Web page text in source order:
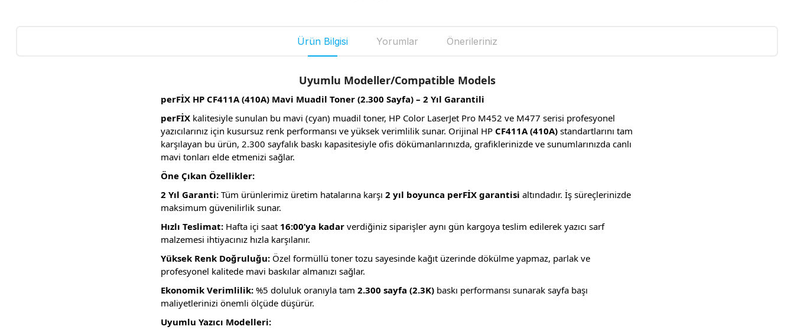
Ürün Bilgisi Yorumlar Önerileriniz
Uyumlu Modeller/Compatible Models
perFİX HP CF411A (410A) Mavi Muadil Toner (2.300 Sayfa) – 2 Yıl Garantili
perFİX kalitesiyle sunulan bu mavi (cyan) muadil toner, HP Color LaserJet Pro M452 ve M477 serisi profesyonel
yazıcılarınız için kusursuz renk performansı ve yüksek verimlilik sunar. Orijinal HP CF411A (410A) standartlarını tam
karşılayan bu ürün, 2.300 sayfalık baskı kapasitesiyle ofis dökümanlarınızda, grafiklerinizde ve sunumlarınızda canlı
mavi tonları elde etmenizi sağlar.
Öne Çıkan Özellikler:
2 Yıl Garanti: Tüm ürünlerimiz üretim hatalarına karşı 2 yıl boyunca perFİX garantisi altındadır. İş süreçlerinizde
maksimum güvenilirlik sunar.
Hızlı Teslimat: Hafta içi saat 16:00’ya kadar verdiğiniz siparişler aynı gün kargoya teslim edilerek yazıcı sarf
malzemesi ihtiyacınız hızla karşılanır.
Yüksek Renk Doğruluğu: Özel formüllü toner tozu sayesinde kağıt üzerinde dökülme yapmaz, parlak ve
profesyonel kalitede mavi baskılar almanızı sağlar.
Ekonomik Verimlilik: %5 doluluk oranıyla tam 2.300 sayfa (2.3K) baskı performansı sunarak sayfa başı
maliyetlerinizi önemli ölçüde düşürür.
Uyumlu Yazıcı Modelleri: